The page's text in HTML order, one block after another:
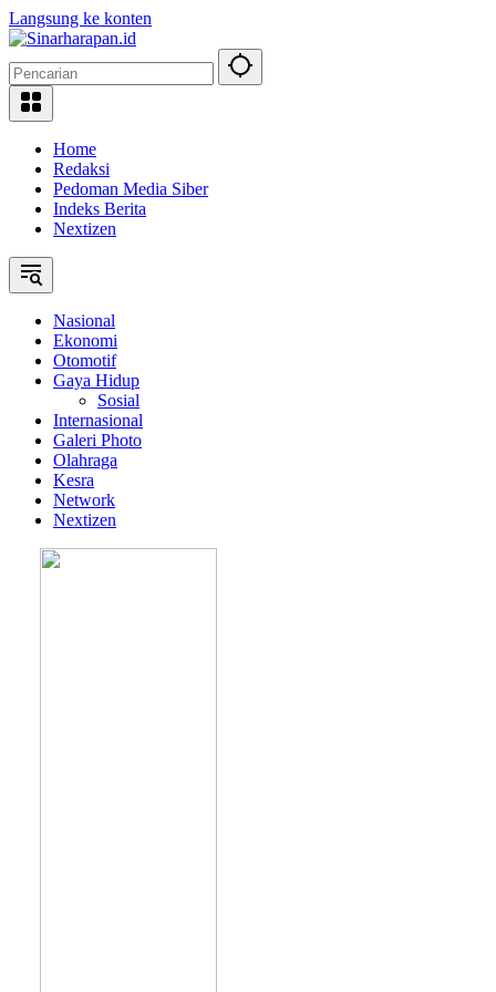
Langsung ke konten
Home
Redaksi
Pedoman Media Siber
Indeks Berita
Nextizen
Nasional
Ekonomi
Otomotif
Gaya Hidup
Sosial
Internasional
Galeri Photo
Olahraga
Kesra
Network
Nextizen